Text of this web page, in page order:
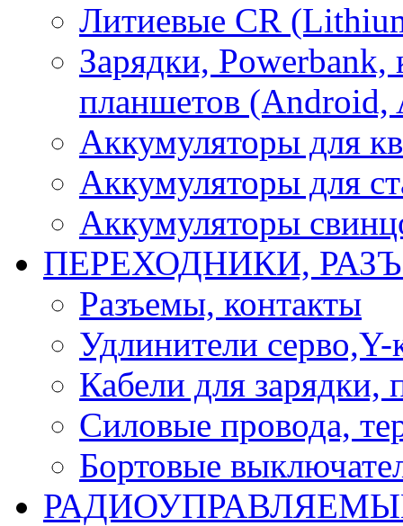
Литиевые CR
Зарядки, Powerbank,
планшетов (Android,
Аккумуляторы для
Аккумуляторы для
Аккумуляторы
ПЕРЕХОДНИКИ,
Разъемы, контакты
Удлинители серво,Y-
Кабели для зарядки,
Силовые провода,
Бортовые